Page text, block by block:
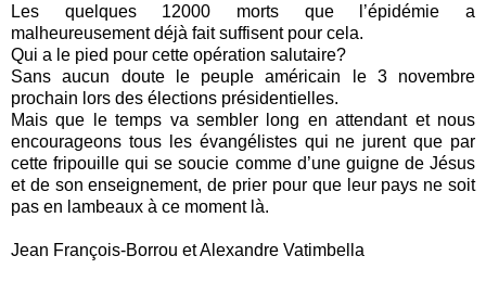
Les quelques 12000 morts que l’épidémie a
malheureusement déjà fait suffisent pour cela.
Qui a le pied pour cette opération salutaire?
Sans aucun doute le peuple américain le 3 novembre
prochain lors des élections présidentielles.
Mais que le temps va sembler long en attendant et nous
encourageons tous les évangélistes qui ne jurent que par
cette fripouille qui se soucie comme d’une guigne de Jésus
et de son enseignement, de prier pour que leur pays ne soit
pas en lambeaux à ce moment là.
Jean François-Borrou et Alexandre Vatimbella